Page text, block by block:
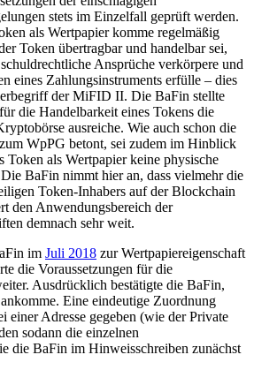
stets im Einzelfall geprüft werden.
als Wertpapier komme regelmäßig
Token übertragbar und handelbar sei,
Ansprüche verkörpere und
eines Zahlungsinstruments erfülle – dies
der MiFID II. Die BaFin stellte
die Handelbarkeit eines Tokens die
ausreiche. Wie auch schon die
WpPG betont, sei zudem im Hinblick
Token als Wertpapier keine physische
BaFin nimmt hier an, dass vielmehr die
Token-Inhabers auf der Blockchain
den Anwendungsbereich der
demnach sehr weit.
im Juli 2018 zur Wertpapiereigenschaft
die Voraussetzungen für die
Ausdrücklich bestätigte die BaFin,
Eine eindeutige Zuordnung
einer Adresse gegeben (wie der Private
sodann die einzelnen
die BaFin im Hinweisschreiben zunächst